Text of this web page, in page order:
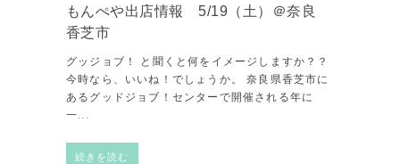
もんぺや出店情報 5/19（土）＠奈良
香芝市
グッジョブ！ と聞くと何をイメージしますか？？
今時なら、いいね！でしょうか。 奈良県香芝市に
あるグッドジョブ！センターで開催される年に
一...
続きを読む